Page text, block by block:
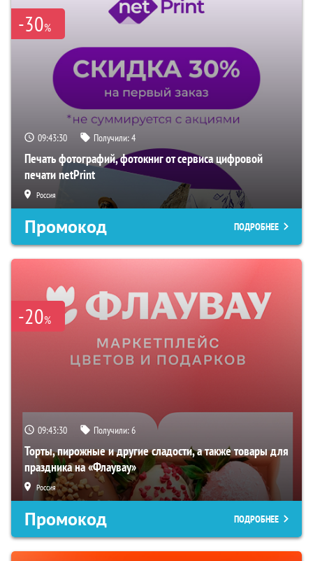
-30%
09:43:29 Получили:4
Печать фотографий, фотокниг от сервиса цифровой
печати netPrint
Россия
Промокод ПОДРОБНЕЕ
-20%
09:43:29 Получили:6
Торты, пирожные и другие сладости, а также товары для
праздника на «Флаувау»
Россия
Промокод ПОДРОБНЕЕ